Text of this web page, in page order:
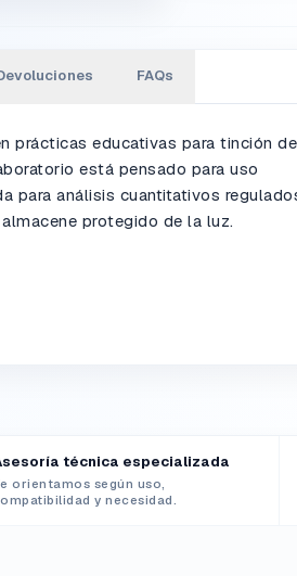
FAQs
prácticas educativas para tinción de
está pensado para uso
para análisis cuantitativos
protegido de la luz.
técnica especializada
orientamos según uso,
y necesidad.